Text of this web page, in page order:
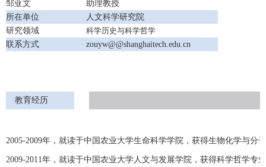
邹亚文
助理教授
所在单位
人文科学研究院
研究领域
科学历史与科学哲学
联系方式
zouyw@@shanghaitech.edu.cn
教育经历
2005-2009年，就读于中国农业大学生命科学学院，获得生物化学与分
2009-2011年，就读于中国农业大学人文与发展学院，获得科学哲学专